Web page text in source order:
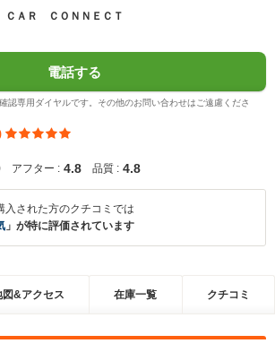
ＣＡＲ ＣＯＮＮＥＣＴ
電話する
認専用ダイヤルです。その他のお問い合わせはご遠慮くださ
アフター : 4.8 品質 : 4.8
入された方のクチコミでは
」が特に評価されています
図&アクセス 在庫一覧 クチコミ